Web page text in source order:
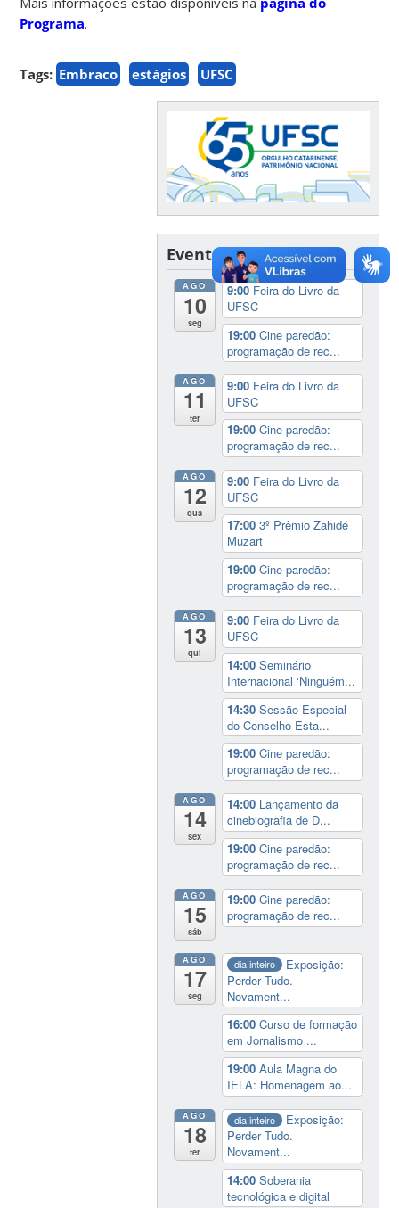
Programa.
Tags: Embraco estágios UFSC
Eventos
AGO
10
seg
9:00 Feira do Livro da
UFSC
19:00Cine paredão:
programação de rec...
AGO
11
ter
9:00 Feira do Livro da
UFSC
19:00Cine paredão:
programação de rec...
AGO
12
qua
9:00 Feira do Livro da
UFSC
17:003º Prêmio Zahidé
Muzart
19:00Cine paredão:
programação de rec...
AGO
13
qui
9:00 Feira do Livro da
UFSC
14:00Seminário
Internacional ‘Ninguém...
14:30Sessão Especial
do Conselho Esta...
19:00Cine paredão:
programação de rec...
AGO
14
sex
14:00 Lançamento da
cinebiografia de D...
19:00Cine paredão:
programação de rec...
AGO
15
sáb
19:00Cine paredão:
programação de rec...
AGO
17
seg
dia inteiro
Exposição:
Perder Tudo.
Novament...
16:00Curso de formação
em Jornalismo ...
19:00Aula Magna do
IELA: Homenagem ao...
AGO
18
ter
dia inteiro
Exposição:
Perder Tudo.
Novament...
14:00Soberania
tecnológica e digital